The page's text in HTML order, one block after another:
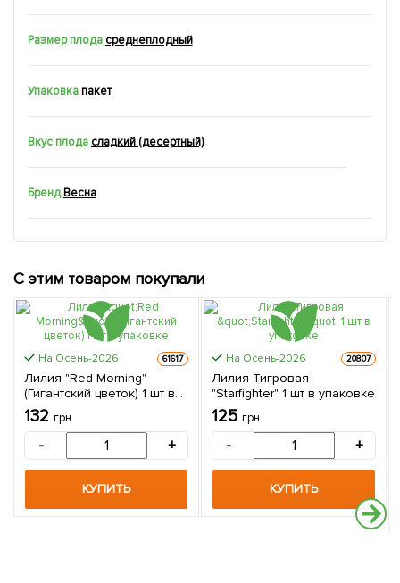
Размер плода среднеплодный
Упаковкапакет
Вкус плода сладкий (десертный)
Бренд Весна
С этим товаром покупали
На Осень-2026 61617
Лилия "Red Morning"
(Гигантский цветок) 1 шт в
упаковке
132 грн
- +
КУПИТЬ
На Осень-2026 20807
Лилия Тигровая
"Starfighter" 1 шт в упаковке
125 грн
- +
КУПИТЬ